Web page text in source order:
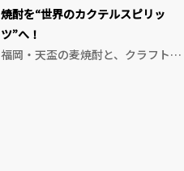
焼酎を“世界のカクテルスピリッ
ツ”へ！
福岡・天盃の麦焼酎と、クラフトリ